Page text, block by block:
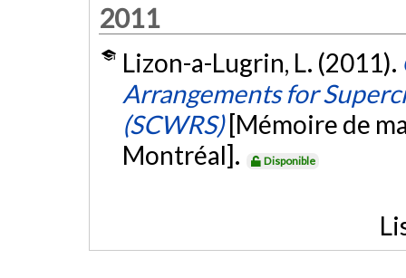
2011
Lizon-a-Lugrin, L. (2011).
Arrangements for
(SCWRS) [Mémoire de
Montréal].
Disponible